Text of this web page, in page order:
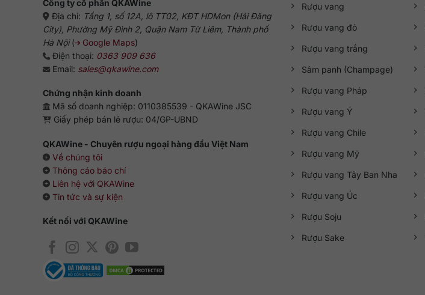
Công ty cổ phần QKAWine
Địa chỉ: Tầng 1, số 12A, lô TT02, KĐT HDMon (Hải Đăng
City), Phường Mỹ Đình 2, Quận Nam Từ Liêm, Thành phố
Hà Nội( Google Maps)
Điện thoại: 0363 909 636
Email: sales@qkawine.com
Chứng nhận kinh doanh
Mã số doanh nghiệp: 0110385539 - QKAWine JSC
Giấy phép bán lẻ rượu: 04/GP-UBND
QKAWine - Chuyên rượu ngoại hàng đầu Việt Nam
Về chúng tôi
Thông cáo báo chí
Liên hệ với QKAWine
Tin tức và sự kiện
Kết nối với QKAWine
Rượu vang
Rượu vang đỏ
Rượu vang trắng
Sâm panh (Champage)
Rượu vang Pháp
Rượu vang Ý
Rượu vang Chile
Rượu vang Mỹ
Rượu vang Tây Ban Nha
Rượu vang Úc
Rượu Soju
Rượu Sake